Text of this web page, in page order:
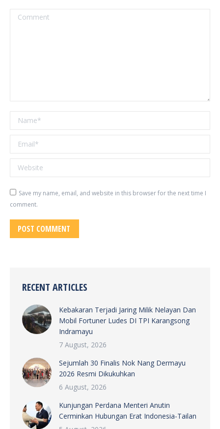
Comment
Name *
Email *
Website
Save my name, email, and website in this browser for the next time I
comment.
POST COMMENT
RECENT ARTICLES
Kebakaran Terjadi Jaring Milik Nelayan Dan
Mobil Fortuner Ludes DI TPI Karangsong
Indramayu
7 August, 2026
Sejumlah 30 Finalis Nok Nang Dermayu
2026 Resmi Dikukuhkan
6 August, 2026
Kunjungan Perdana Menteri Anutin
Cerminkan Hubungan Erat Indonesia-Tailan